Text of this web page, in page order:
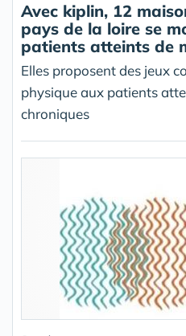
Avec kiplin, 12
pays de la loire se
patients atteints de
Elles proposent des jeux
physique aux patients
chroniques